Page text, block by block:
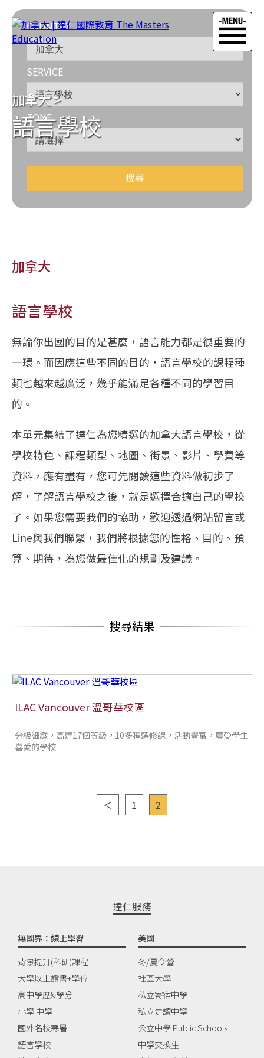
加拿大>
語言學校
COUNTRY
SERVICE
ZONE
加拿大
語言學校
無論你出國的目的是甚麼，語言能力都是很重要的
一環。而因應這些不同的目的，語言學校的課程種
類也越來越廣泛，幾乎能滿足各種不同的學習目
的。
本單元集結了達仁為您精選的加拿大語言學校，從
學校特色、課程類型、地圖、街景、影片、學費等
資料，應有盡有，您可先閱讀這些資料做初步了
解，了解語言學校之後，就是選擇合適自己的學校
了。如果您需要我們的協助，歡迎透過網站留言或
Line與我們聯繫，我們將根據您的性格、目的、預
算、期待，為您做最佳化的規劃及建議。
搜尋結果
ILAC Vancouver 溫哥華校區
分級細緻，高達17個等級，10多種選修課，活動豐富，廣受學生
喜愛的學校
＜ 1 2
達仁服務
無國界：線上學習
背景提升(科研)課程
大學以上證書+學位
高中學歷&學分
小學 中學
國外名校寒暑
語言學校
美國
冬/夏令營
社區大學
私立寄宿中學
私立走讀中學
公立中學 Public Schools
中學交換生